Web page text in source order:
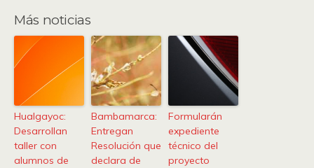
Más noticias
Hualgayoc:
Desarrollan
taller con
alumnos de
Bambamarca:
Entregan
Resolución que
declara de
Formularán
expediente
técnico del
proyecto